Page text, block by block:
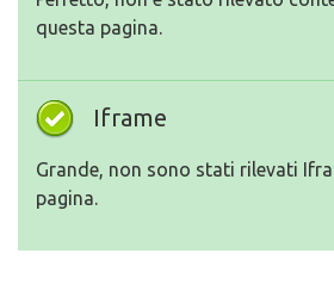
questa pagina.
Iframe
Grande, non sono stati rilevati
pagina.